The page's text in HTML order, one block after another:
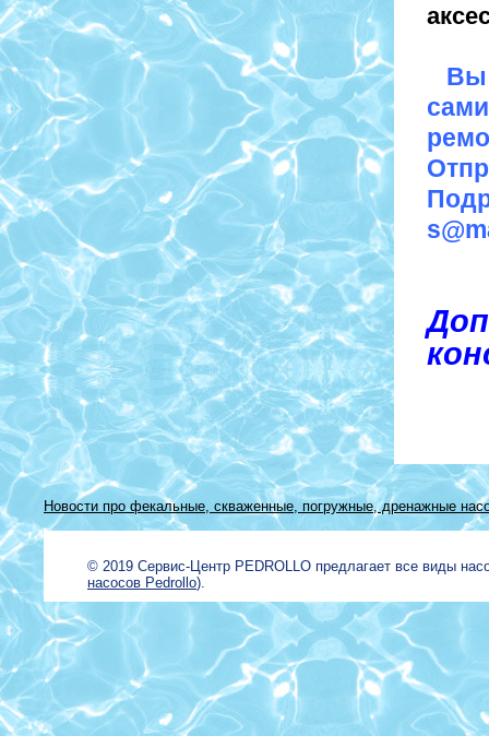
Вы
Новости про фекальные, скваженные, погружные, дренажные
© 2019 Сервис-Центр PEDROLLO предлагает все виды
насосов Pedrollo).